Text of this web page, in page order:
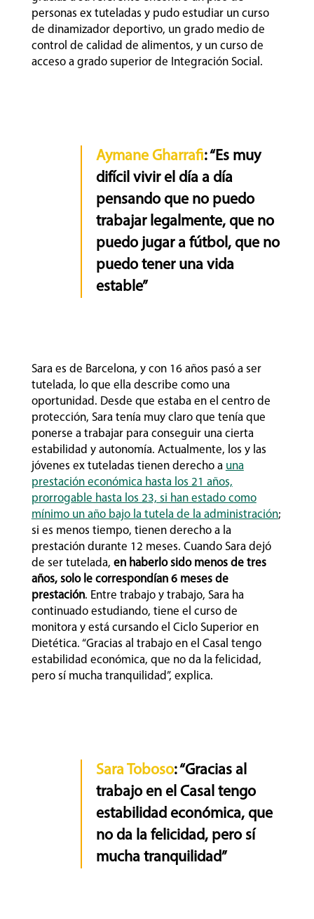
personas ex tuteladas y pudo estudiar un curso
de dinamizador deportivo, un grado medio de
control de calidad de alimentos, y un curso de
acceso a grado superior de Integración Social.
Aymane Gharrafi: “Es muy
difícil vivir el día a día
pensando que no puedo
trabajar legalmente, que no
puedo jugar a fútbol, que no
puedo tener una vida
estable”
Sara es de Barcelona, y con 16 años pasó a ser
tutelada, lo que ella describe como una
oportunidad. Desde que estaba en el centro de
protección, Sara tenía muy claro que tenía que
ponerse a trabajar para conseguir una cierta
estabilidad y autonomía. Actualmente, los y las
jóvenes ex tuteladas tienen derecho a una
prestación económica hasta los 21 años,
prorrogable hasta los 23, si han estado como
mínimo un año bajo la tutela de la administración;
si es menos tiempo, tienen derecho a la
prestación durante 12 meses. Cuando Sara dejó
de ser tutelada, en haberlo sido menos de tres
años, solo le correspondían 6 meses de
prestación. Entre trabajo y trabajo, Sara ha
continuado estudiando, tiene el curso de
monitora y está cursando el Ciclo Superior en
Dietética. “Gracias al trabajo en el Casal tengo
estabilidad económica, que no da la felicidad,
pero sí mucha tranquilidad”, explica.
Sara Toboso: “Gracias al
trabajo en el Casal tengo
estabilidad económica, que
no da la felicidad, pero sí
mucha tranquilidad”